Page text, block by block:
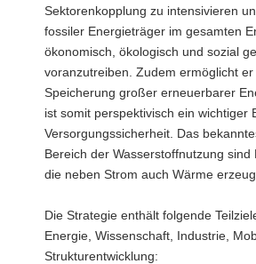
Sektorenkopplung zu intensivieren
fossiler Energieträger im gesamten
ökonomisch, ökologisch und sozial
voranzutreiben. Zudem ermöglicht
Speicherung großer erneuerbarer
ist somit perspektivisch ein wichtiger
Versorgungssicherheit. Das
Bereich der Wasserstoffnutzung sind
die neben Strom auch Wärme
Die Strategie enthält folgende
Energie, Wissenschaft, Industrie,
Strukturentwicklung: